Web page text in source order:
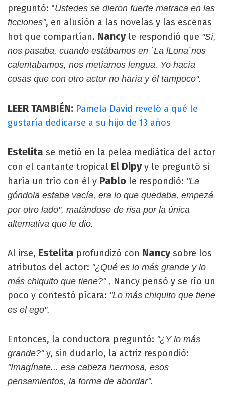
preguntó: "Ustedes se dieron fuerte matraca en las
ficciones", en alusión a las novelas y las escenas
hot que compartían. Nancy le respondió que "Sí,
nos pasaba, cuando estábamos en ´La lLona´nos
calentabamos, nos metíamos lengua. Yo hacía
cosas que con otro actor no haría y él tampoco".
LEER TAMBIÉN: Pamela David reveló a qué le
gustaría dedicarse a su hijo de 13 años
Estelita se metió en la pelea mediática del actor
con el cantante tropical El Dipyy le preguntó si
haría un trío con él y Pablo le respondió: "La
góndola estaba vacía, era lo que quedaba, empezá
por otro lado", matándose de risa por la única
alternativa que le dio.
Al irse, Estelita profundizó con Nancysobre los
atributos del actor: "¿Qué es lo más grande y lo
más chiquito que tiene?" , Nancy pensó y se río un
poco y contestó pícara: "Lo más chiquito que tiene
es el ego".
Entonces, la conductora preguntó: "¿Y lo más
grande?" y, sin dudarlo, la actriz respondió:
"Imagínate... esa cabeza hermosa, esos
pensamientos, la forma de abordar".